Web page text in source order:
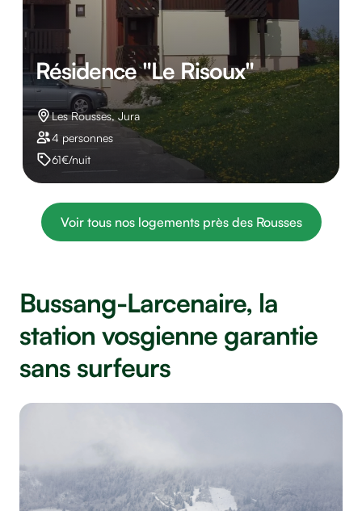
Résidence "Le Risoux"
Les Rousses, Jura
4 personnes
61€/nuit
Voir tous nos logements près des Rousses
Bussang-Larcenaire, la
station vosgienne garantie
sans surfeurs